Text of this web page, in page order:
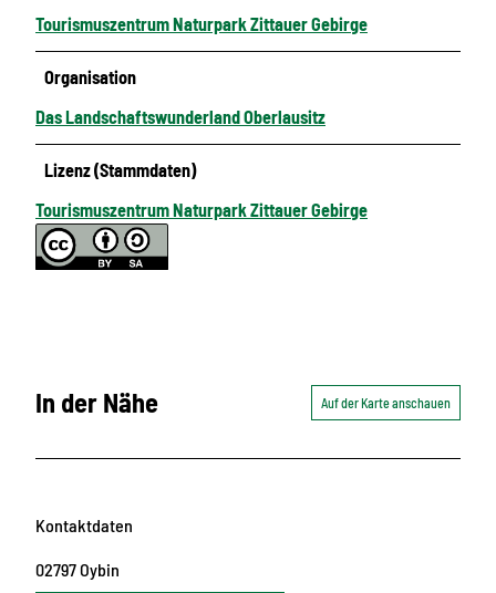
Tourismuszentrum Naturpark Zittauer Gebirge
Organisation
Das Landschaftswunderland Oberlausitz
Lizenz (Stammdaten)
Tourismuszentrum Naturpark Zittauer Gebirge
In der Nähe Auf der Karte anschauen
Kontaktdaten
02797Oybin